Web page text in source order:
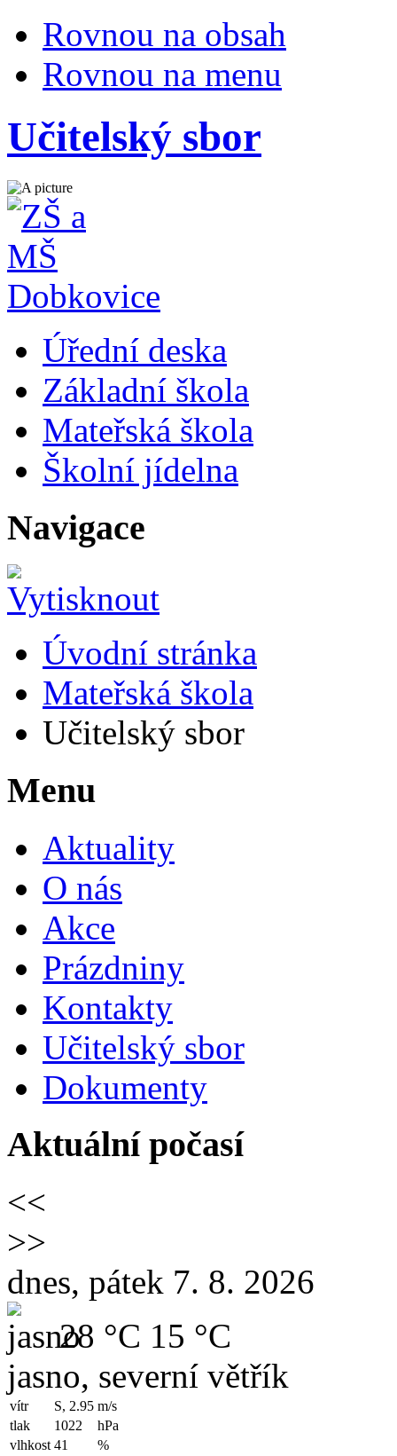
Rovnou na obsah
Rovnou na menu
Učitelský sbor
Úřední deska
Základní škola
Mateřská škola
Školní jídelna
Navigace
Úvodní stránka
Mateřská škola
Učitelský sbor
Menu
Aktuality
O nás
Akce
Prázdniny
Kontakty
Učitelský sbor
Dokumenty
Aktuální počasí
<<
>>
dnes, pátek 7. 8. 2026
28 °C 15 °C
jasno, severní větřík
vítr S, 2.95 m/s
tlak
1022
hPa
vlhkost 41 %